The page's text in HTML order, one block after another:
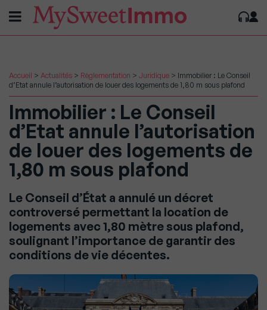
Accueil > Actualités > Règlementation > Juridique > Immobilier : Le Conseil
d’Etat annule l’autorisation de louer des logements de 1,80 m sous plafond
Immobilier : Le Conseil
d’Etat annule l’autorisation
de louer des logements de
1,80 m sous plafond
Le Conseil d’État a annulé un décret
controversé permettant la location de
logements avec 1,80 mètre sous plafond,
soulignant l’importance de garantir des
conditions de vie décentes.